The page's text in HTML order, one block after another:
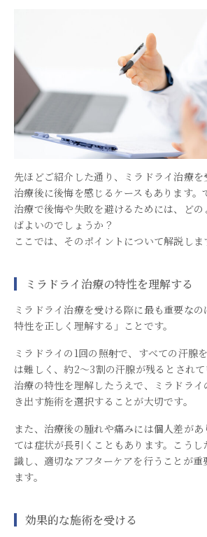
先ほどご紹介した通り、ミラドライ治療を
治療後に後悔を感じるケースもあります。
治療で後悔や失敗を避けるためには、ど
ばよいのでしょうか？
ここでは、そのポイントについて解説しま
ミラドライ治療の特性を理解する
ミラドライ治療を受ける際に最も重要な
特性を正しく理解する」ことです。
ミラドライの1回の照射で、すべての汗腺
は難しく、約2〜3割の汗腺が残るとされて
治療の特性を理解したうえで、ミラドラ
き出す施術を選択することが大切です。
また、治療後の腫れや痛みには個人差が
ては症状が長引くこともあります。こう
識し、適切なアフターケアを行うことが重
ます。
効果的な施術を受ける